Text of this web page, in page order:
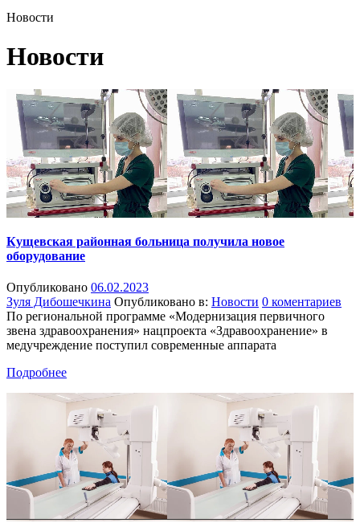
Новости
Новости
Кущевская районная больница получила новое
оборудование
Опубликовано 06.02.2023
Зуля Дибошечкина Опубликовано в: Новости 0 коментариев
По региональной программе «Модернизация первичного
звена здравоохранения» нацпроекта «Здравоохранение» в
медучреждение поступил современные аппарата
Подробнее